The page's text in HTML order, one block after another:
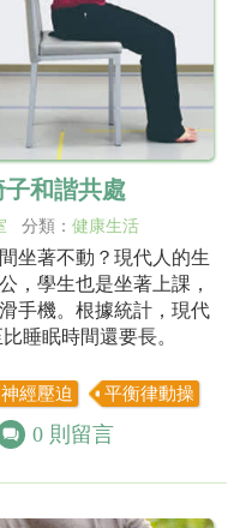
子和諧共處
分類： 健康生活
坐著不動？現代人的生
，學生也是坐著上課，
手機。根據統計，現代
睡眠時間還要長。
神經壓迫 平衡律動操
0 則留言